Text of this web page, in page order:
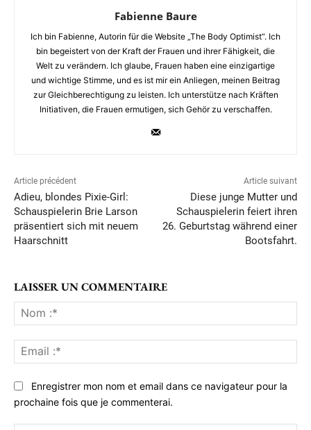
Fabienne Baure
Ich bin Fabienne, Autorin für die Website „The Body Optimist“. Ich
bin begeistert von der Kraft der Frauen und ihrer Fähigkeit, die
Welt zu verändern. Ich glaube, Frauen haben eine einzigartige
und wichtige Stimme, und es ist mir ein Anliegen, meinen Beitrag
zur Gleichberechtigung zu leisten. Ich unterstütze nach Kräften
Initiativen, die Frauen ermutigen, sich Gehör zu verschaffen.
Article précédent
Adieu, blondes Pixie-Girl:
Schauspielerin Brie Larson
präsentiert sich mit neuem
Haarschnitt
Article suivant
Diese junge Mutter und
Schauspielerin feiert ihren
26. Geburtstag während einer
Bootsfahrt.
LAISSER UN COMMENTAIRE
:*
:*
Enregistrer mon nom et email dans ce navigateur pour la
prochaine fois que je commenterai.